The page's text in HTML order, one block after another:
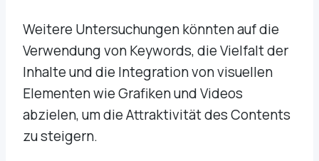
Weitere Untersuchungen könnten auf die
Verwendung von Keywords, die Vielfalt der
Inhalte und die Integration von visuellen
Elementen wie Grafiken und Videos
abzielen, um die Attraktivität des Contents
zu steigern.